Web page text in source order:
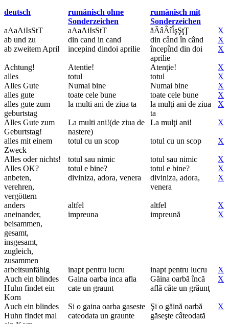
deutsch
rumänisch ohne
Sonderzeichen
rumänisch mit
Sonderzeichen
aAaAiIsStT
aAaAiIsStT ăĂâÂîÎşŞţŢ
X
ab und zu
din cand in cand din când în când
X
ab zweitem April
incepind dindoi aprilie
începînd din doi
aprilie
X
Achtung! Atentie! Atenţie!
X
alles
totul totul
X
Alles Gute
Numai bine Numai bine
X
alles gute
toate cele bune toate cele bune
X
alles gute zum
geburtstag
la multi ani de ziua ta
la mulţi ani de ziua
ta
X
Alles Gute zum
Geburtstag!
La multi ani!(de ziua de
nastere)
La mulţi ani! X
alles mit einem
Zweck
totul cu un scop totul cu un scop X
Alles oder nichts! totul sau nimic totul sau nimic
X
Alles OK?
totul e bine? totul e bine?
X
anbeten,
verehren,
vergöttern
diviniza, adora, venera
diviniza, adora,
venera
X
anders altfel altfel
X
aneinander,
beisammen,
gesamt,
insgesamt,
zugleich,
zusammen
impreuna impreună X
arbeitsunfähig inapt pentru lucru inapt pentru lucru
X
Auch ein blindes
Huhn findet ein
Korn
Gaina oarba inca afla
cate un graunt
Găina oarbă încă
află câte un grăunţ
X
Auch ein blindes
Huhn findet mal
Si o gaina oarba gaseste
cateodata un graunte
Şi o găină oarbă
găseşte câteodată
X